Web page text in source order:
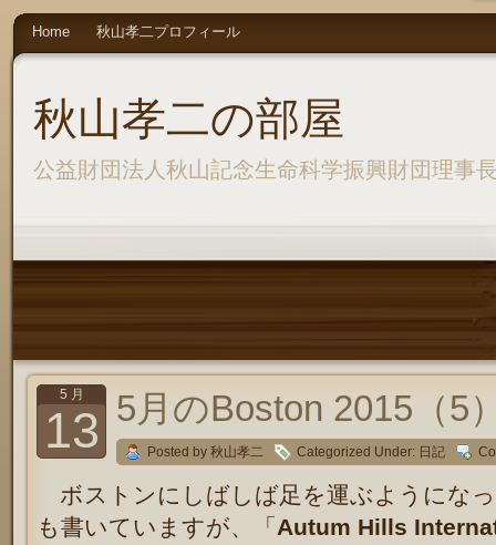
秋山孝二の部屋
公益財団法人秋山記念生命科学振興財団理事
Home 秋山孝二プロフィール
5 月
13 5月のBoston 2015（5
Posted by 秋山孝二 Categorized Under: 日記
ボストンにしばしば足を運ぶようにな
も書いていますが、「 Autum Hills